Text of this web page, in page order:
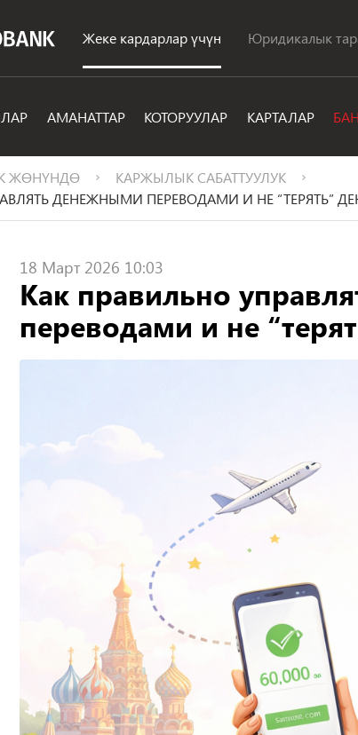
Жеке кардарлар үчүн Юридикалык
АМАНАТТАР КОТОРУУЛАР КАРТАЛАР
ЖӨНҮНДӨ
КАРЖЫЛЫК САБАТТУУЛУК
ДЕНЕЖНЫМИ ПЕРЕВОДАМИ И НЕ “ТЕРЯТЬ”
18 Март 2026 10:03
Как правильно
переводами и не